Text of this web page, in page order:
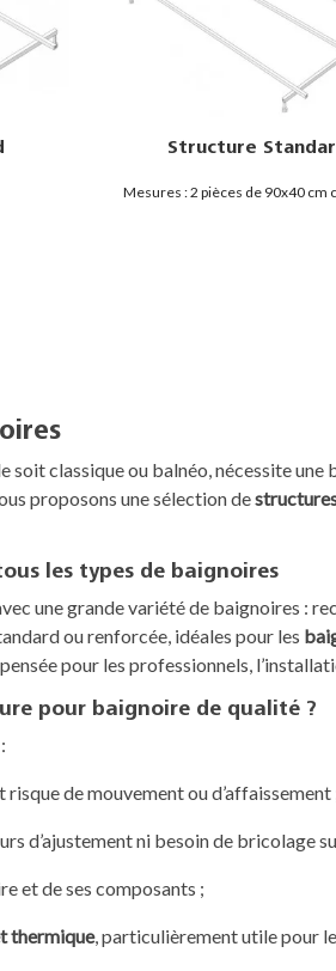
Structure
Mesures : 2 pièces de 90x40 cm
soit classique ou balnéo, nécessite
proposons une sélection de
les types de baignoires
une grande variété de baignoires :
ou renforcée, idéales pour les
pour les professionnels,
pour baignoire de qualité ?
de mouvement ou d’affaissement
d’ajustement ni besoin de bricolage
et de ses composants ;
thermique, particulièrement utile pour